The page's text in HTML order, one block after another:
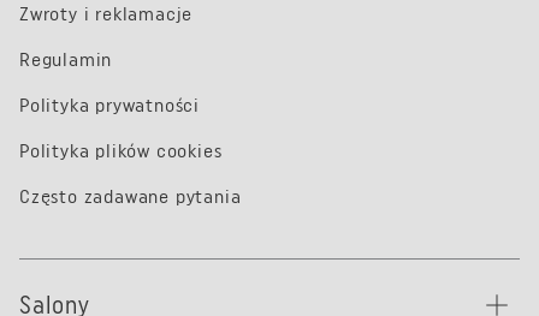
Zwroty i reklamacje
Regulamin
Polityka prywatności
Polityka plików cookies
Często zadawane pytania
Salony